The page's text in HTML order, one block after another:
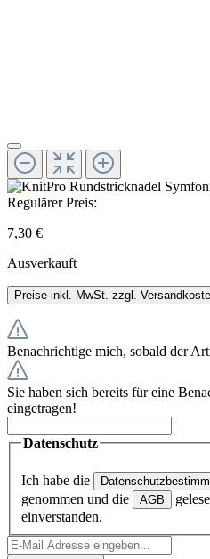
Regulärer Preis:
7,30 €
Ausverkauft
Preise inkl. MwSt. zzgl.
Benachrichtige mich, sobald der
Sie haben sich bereits für eine
eingetragen!
Datenschutz
Ich habe die
genommen und die
AGB
einverstanden.